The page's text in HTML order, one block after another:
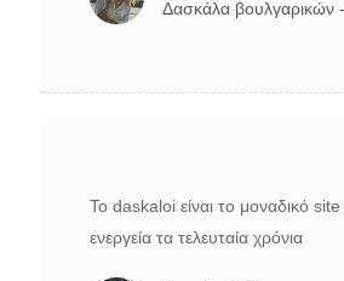
Δασκάλα βουλγαρικών
Το daskaloi είναι το μοναδικό site
ενεργεία τα τελευταία χρόνια